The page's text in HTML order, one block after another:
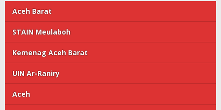
Aceh Barat
STAIN Meulaboh
Kemenag Aceh Barat
UIN Ar-Raniry
Aceh